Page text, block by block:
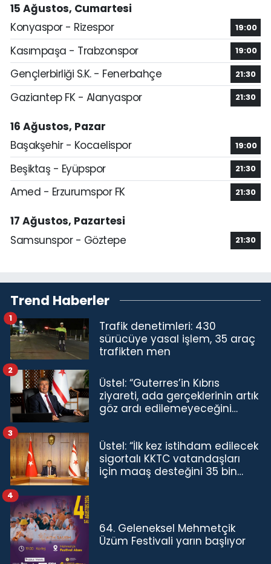
15 Ağustos, Cumartesi
Konyaspor - Rizespor
19:00
Kasımpaşa - Trabzonspor 19:00
Gençlerbirliği S.K. - Fenerbahçe 21:30
Gaziantep FK - Alanyaspor 21:30
16 Ağustos, Pazar
Başakşehir - Kocaelispor
19:00
Beşiktaş - Eyüpspor 21:30
Amed - Erzurumspor FK 21:30
17 Ağustos, Pazartesi
Samsunspor - Göztepe
21:30
Trend Haberler
Trafik denetimleri: 430
sürücüye yasal işlem, 35 araç
trafikten men
1
Üstel: “Guterres’in Kıbrıs
ziyareti, ada gerçeklerinin artık
göz ardı edilemeyeceğini
2
Üstel: “İlk kez istihdam edilecek
sigortalı KKTC vatandaşları
için maaş desteğini 35 bin
3
64. Geleneksel Mehmetçik
Üzüm Festivali yarın başlıyor
4